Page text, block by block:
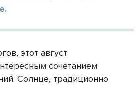
этот август
сочетанием
Солнце, традиционно